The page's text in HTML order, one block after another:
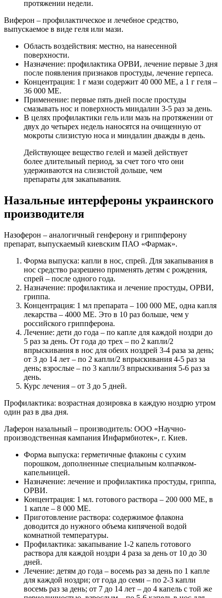
протяжении недели.
Виферон – профилактическое и лечебное средство,
выпускаемое в виде геля или мази.
Область воздействия: местно, на нанесенной
поверхности.
Назначение: профилактика ОРВИ, лечение первые 3 дня
после появления признаков простуды, лечение герпеса.
Концентрация: 1 г мази содержит 40 000 МЕ, а 1 г геля –
36 000 МЕ.
Применение: первые пять дней после простуды
смазывать нос и поверхность миндалин 3-5 раз за день.
В целях профилактики гель или мазь на протяжении от
двух до четырех недель наносятся на очищенную от
мокроты слизистую носа и миндалин дважды в день.
Действующее вещество гелей и мазей действует
более длительный период, за счет того что они
удерживаются на слизистой дольше, чем
препараты для закапывания.
Назальные интерфероны украинского
производителя
Назоферон – аналогичный генферону и гриппферону
препарат, выпускаемый киевским ПАО «Фармак».
Форма выпуска: капли в нос, спрей. Для закапывания в
нос средство разрешено применять детям с рождения,
спрей – после одного года.
Назначение: профилактика и лечение простуды, ОРВИ,
гриппа.
Концентрация: 1 мл препарата – 100 000 МЕ, одна капля
лекарства – 4000 МЕ. Это в 10 раз больше, чем у
российского гриппферона.
Лечение: дети до года – по капле для каждой ноздри до
5 раз за день. От года до трех – по 2 капли/2
впрыскивания в нос для обеих ноздрей 3-4 раза за день;
от 3 до 14 лет – по 2 капли/2 впрыскивания 4-5 раз за
день; взрослые – по 3 капли/3 впрыскивания 5-6 раз за
день.
Курс лечения – от 3 до 5 дней.
Профилактика: возрастная дозировка в каждую ноздрю утром
один раз в два дня.
Лаферон назальный – производитель: ООО «Научно-
производственная кампания Инфармбиотек», г. Киев.
Форма выпуска: герметичные флаконы с сухим
порошком, дополненные специальным колпачком-
капельницей.
Назначение: лечение и профилактика простуды, гриппа,
ОРВИ.
Концентрация: 1 мл. готового раствора – 200 000 МЕ, в
1 капле – 8 000 МЕ.
Приготовление раствора: содержимое флакона
доводится до нужного объема кипяченой водой
комнатной температуры.
Профилактика: закапывание 1-2 капель готового
раствора для каждой ноздри 4 раза за день от 10 до 30
дней.
Лечение: детям до года – восемь раз за день по 1 капле
для каждой ноздри; от года до семи – по 2-3 капли
восемь раз за день; от 7 до 14 лет – до 4 капель с той же